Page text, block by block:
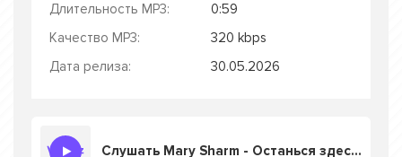
Длительность MP3:
0:59
Качество MP3:
320 kbps
Дата релиза:
30.05.2026
Слушать Mary Sharm - Останься здесь — Шёлковая ночь Самая нежная песня о любви Премьера Mary Sharm —Поп-хит 2026